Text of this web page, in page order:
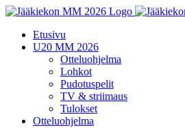
Skip
contentEtusivu
U20 MM 2026
Otteluohjelma
Lohkot
Pudotuspelit
TV & striimaus
Tulokset
Otteluohjelma